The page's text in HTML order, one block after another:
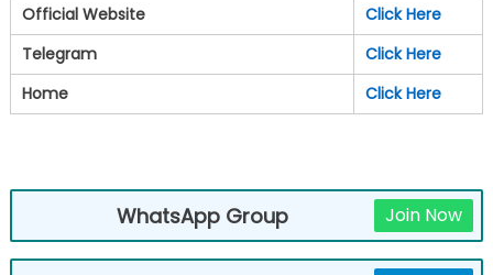
Official Website
Click Here
Telegram
Click Here
Home
Click Here
WhatsApp Group Join Now